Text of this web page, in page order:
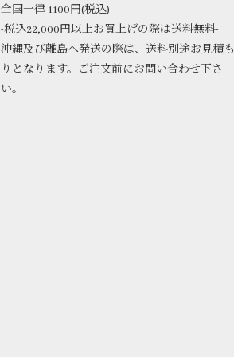
全国一律 1100円(税込)
-税込22,000円以上お買上げの際は送料無料-
沖縄及び離島へ発送の際は、送料別途お見積も
りとなります。ご注文前にお問い合わせ下さ
い。